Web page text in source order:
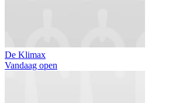
De Klimax
Vandaag open